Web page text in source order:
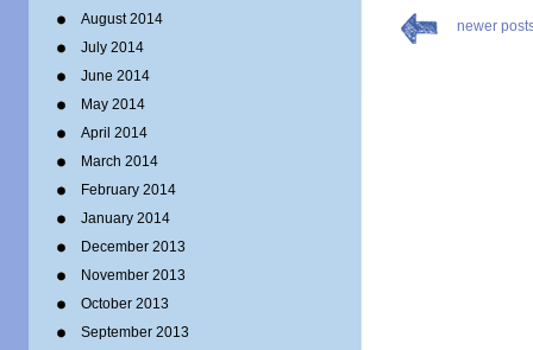
August 2014
July 2014
June 2014
May 2014
April 2014
March 2014
February 2014
January 2014
December 2013
November 2013
October 2013
September 2013
newer